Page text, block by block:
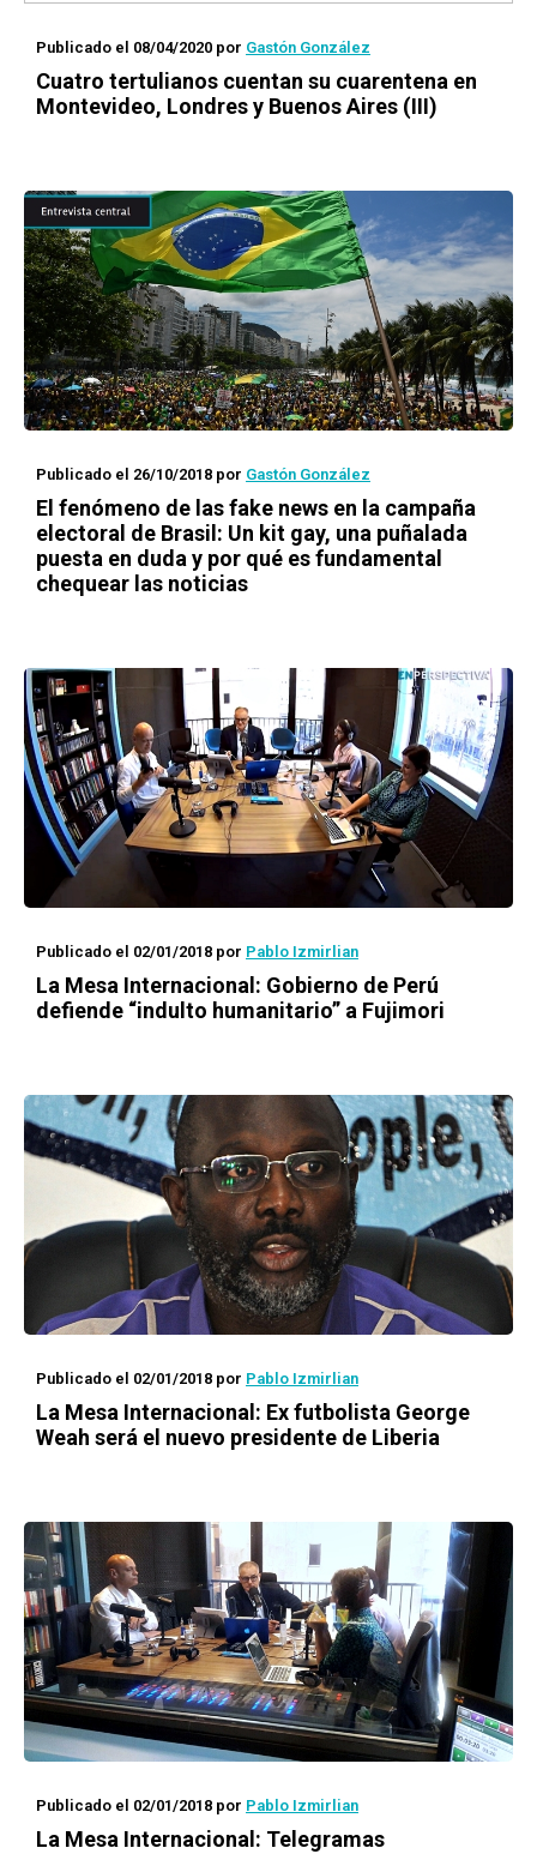
Publicado el 08/04/2020 por Gastón González
Cuatro tertulianos cuentan su cuarentena en
Montevideo, Londres y Buenos Aires (III)
Publicado el 26/10/2018 por Gastón González
El fenómeno de lasfake news en la campaña
electoral de Brasil: Un kit gay, una puñalada
puesta en duda y por qué es fundamental
chequear las noticias
Publicado el 02/01/2018 por Pablo Izmirlian
La Mesa Internacional: Gobierno de Perú
defiende “indulto humanitario” a Fujimori
Publicado el 02/01/2018 por Pablo Izmirlian
La Mesa Internacional: Ex futbolista George
Weah será el nuevo presidente de Liberia
Publicado el 02/01/2018 por Pablo Izmirlian
La Mesa Internacional: Telegramas